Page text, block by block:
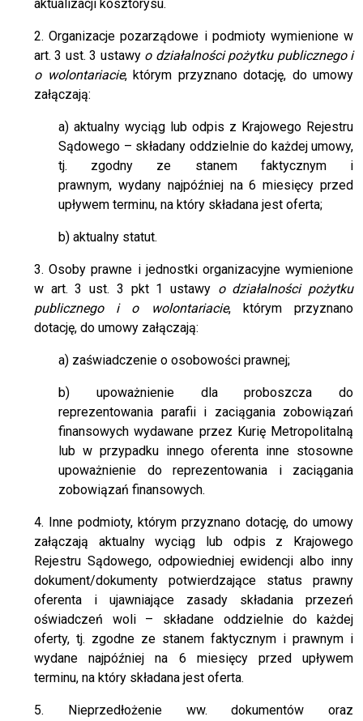
aktualizacji kosztorysu.
2. Organizacje pozarządowe i podmioty wymienione w
art. 3 ust. 3 ustawy o działalności pożytku publicznego i
o wolontariacie, którym przyznano dotację, do umowy
załączają:
a) aktualny wyciąg lub odpis z Krajowego Rejestru
Sądowego – składany oddzielnie do każdej umowy,
tj. zgodny ze stanem faktycznym i
prawnym, wydany najpóźniej na 6 miesięcy przed
upływem terminu, na który składana jest oferta;
b) aktualny statut.
3. Osoby prawne i jednostki organizacyjne wymienione
w art. 3 ust. 3 pkt 1 ustawy o działalności pożytku
publicznego i o wolontariacie, którym przyznano
dotację, do umowy załączają:
a) zaświadczenie o osobowości prawnej;
b) upoważnienie dla proboszcza do
reprezentowania parafii i zaciągania zobowiązań
finansowych wydawane przez Kurię Metropolitalną
lub w przypadku innego oferenta inne stosowne
upoważnienie do reprezentowania i zaciągania
zobowiązań finansowych.
4. Inne podmioty, którym przyznano dotację, do umowy
załączają aktualny wyciąg lub odpis z Krajowego
Rejestru Sądowego, odpowiedniej ewidencji albo inny
dokument/dokumenty potwierdzające status prawny
oferenta i ujawniające zasady składania przezeń
oświadczeń woli – składane oddzielnie do każdej
oferty, tj. zgodne ze stanem faktycznym i prawnym i
wydane najpóźniej na 6 miesięcy przed upływem
terminu, na który składana jest oferta.
5. Nieprzedłożenie ww. dokumentów oraz